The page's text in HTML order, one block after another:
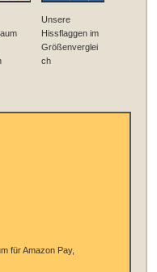
Unsere
Hissflaggen im
Größenverglei
ch
für Amazon Pay,